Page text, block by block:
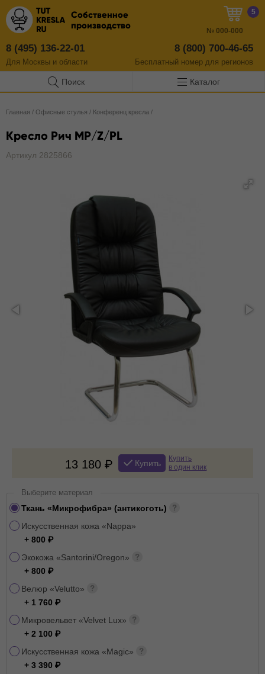
Собственное
производство
8 (495) 136-22-01
Для Москвы и области
8 (800) 700-46-65
Бесплатный номер для регионов
5
№ 000-000
Поиск Каталог
Главная / Офисные стулья / Конференц кресла /
Кресло Рич MP/Z/PL
Артикул 2825866
13 180 Купить
Купить
в один клик
Выберите материал
Ткань «Микрофибра» (антикоготь)
Искусственная кожа «Nappa»
+ 800
Экокожа «Santorini/Oregon»
+ 800
Велюр «Velutto»
+ 1 760
Микровельвет «Velvet Lux»
+ 2 100
Искусственная кожа «Magic»
+ 3 390